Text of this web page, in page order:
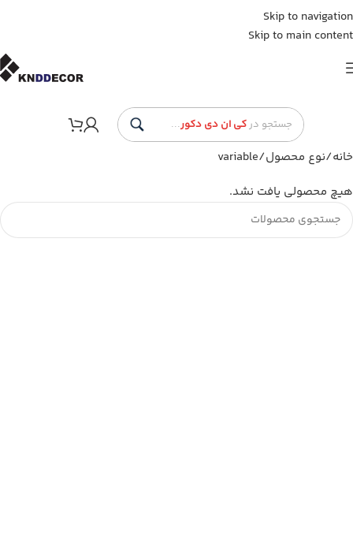
Skip to navigation
Skip to main content
جستجو در کی ان دی دکور...
خانه نوع محصول variable
هیچ محصولی یافت نشد.